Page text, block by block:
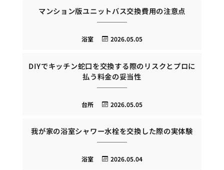
マンション版ユニットバス交換費用の注意点
2026.05.05
浴室
DIYでキッチン蛇口を交換する際のリスクとプロに
払う料金の妥当性
2026.05.05
台所
我が家の浴室シャワー水栓を交換した際の実体験
2026.05.04
浴室